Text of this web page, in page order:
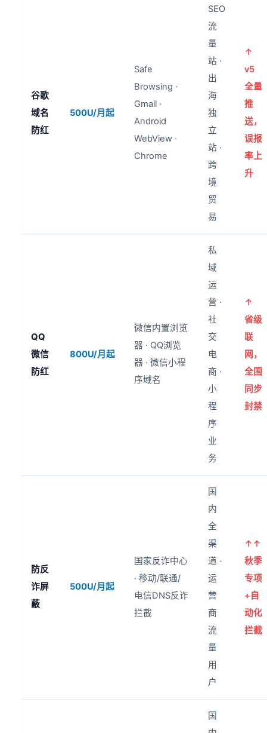
谷歌
域名
防红
500U/月起
Safe
Browsing ·
Gmail ·
Android
WebView ·
Chrome
SEO
流
量
站 ·
出
海
独
立
站 ·
跨
境
贸
易
↑
v5
全量
推
送，
误报
率上
升
QQ
微信
防红
800U/月起
微信内置浏览
器 · QQ浏览
器 · 微信小程
序域名
私
域
运
营 ·
社
交
电
商 ·
小
程
序
业
务
↑
省级
联
网，
全国
同步
封禁
防反
诈屏
蔽
500U/月起
国家反诈中心
· 移动/联通/
电信DNS反诈
拦截
国
内
全
渠
道 ·
运
营
商
流
量
用
户
↑↑
秋季
专项
+自
动化
拦截
国